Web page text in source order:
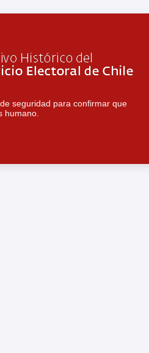
seguridad para confirmar que
humano.